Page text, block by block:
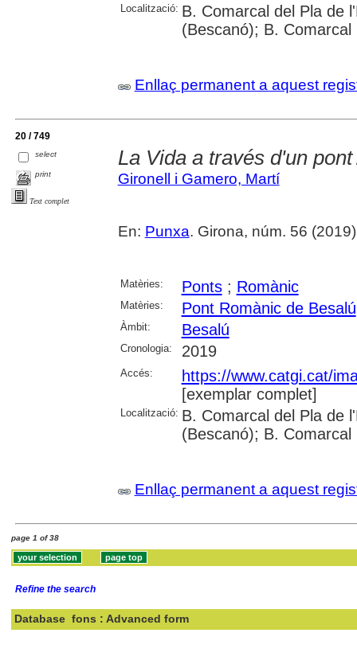
Localització: B. Comarcal del Pla de
(Bescanó); B.
Enllaç permanent a aquest
20 / 749
select
print
Text complet
La Vida a través d'un pont
Gironell i Gamero, Martí
En: Punxa. Girona, núm. 56
Matèries: Ponts; Romànic
Matèries: Pont Romànic de Besalú
Àmbit: Besalú
Cronologia: 2019
Accés:
https://www.catgi.cat/
[exemplar complet]
Localització: B. Comarcal del Pla de
(Bescanó); B.
Enllaç permanent a aquest
page 1 of 38
Refine the search
Database fons : Advanced form